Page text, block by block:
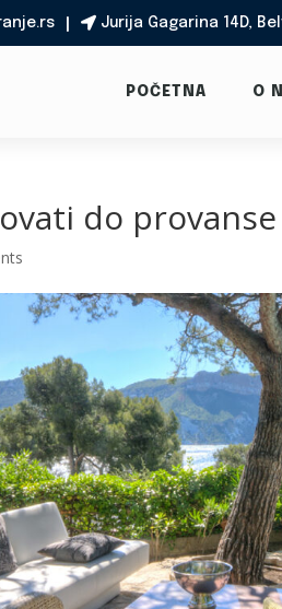
Jurija Gagarina 14D,
POČETNA O
do provanse